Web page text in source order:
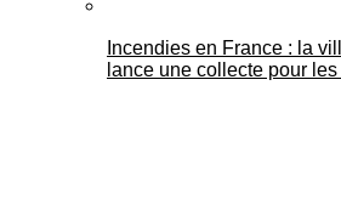
Incendies en France : la
lance une collecte pour